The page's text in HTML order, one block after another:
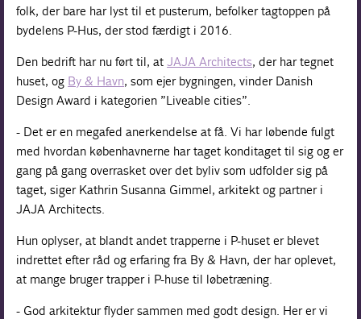
folk, der bare har lyst til et pusterum, befolker tagtoppen på
bydelens P-Hus, der stod færdigt i 2016.
Den bedrift har nu ført til, atJAJA Architects, der har tegnet
huset, og By & Havn, som ejer bygningen, vinder Danish
Design Award i kategorien ”Liveable cities”.
- Det er en megafed anerkendelse at få. Vi har løbende fulgt
med hvordan københavnerne har taget konditaget til sig og er
gang på gang overrasket over det byliv som udfolder sig på
taget, siger Kathrin Susanna Gimmel, arkitekt og partner i
JAJA Architects.
Hun oplyser, at blandt andet trapperne i P-huset er blevet
indrettet efter råd og erfaring fra By & Havn, der har oplevet,
at mange bruger trapper i P-huse til løbetræning.
- God arkitektur flyder sammen med godt design. Her er vi